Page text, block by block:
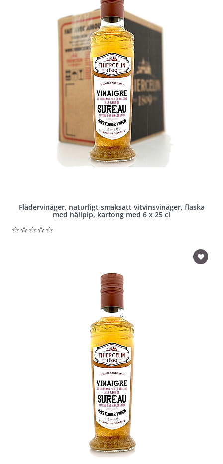
Flädervinäger, naturligt smaksatt vitvinsvinäger, flaska
med hällpip, kartong med 6 x 25 cl